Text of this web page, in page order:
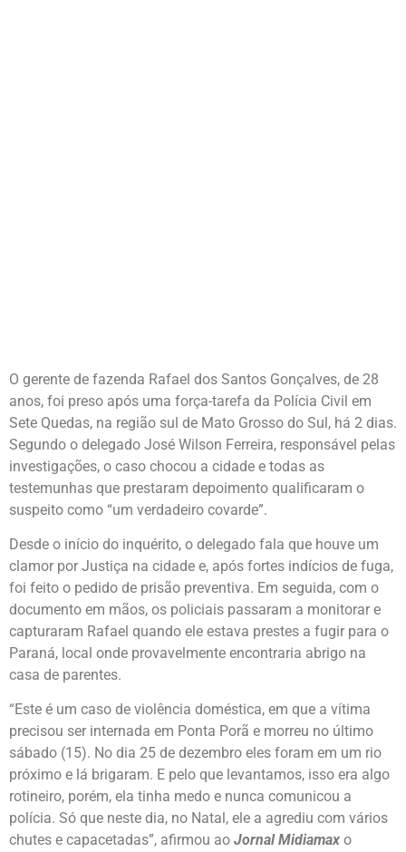
O gerente de fazenda Rafael dos Santos Gonçalves, de 28
anos, foi preso após uma força-tarefa da Polícia Civil em
Sete Quedas, na região sul de Mato Grosso do Sul, há 2 dias.
Segundo o delegado José Wilson Ferreira, responsável pelas
investigações, o caso chocou a cidade e todas as
testemunhas que prestaram depoimento qualificaram o
suspeito como “um verdadeiro covarde”.
Desde o início do inquérito, o delegado fala que houve um
clamor por Justiça na cidade e, após fortes indícios de fuga,
foi feito o pedido de prisão preventiva. Em seguida, com o
documento em mãos, os policiais passaram a monitorar e
capturaram Rafael quando ele estava prestes a fugir para o
Paraná, local onde provavelmente encontraria abrigo na
casa de parentes.
“Este é um caso de violência doméstica, em que a vítima
precisou ser internada em Ponta Porã e morreu no último
sábado (15). No dia 25 de dezembro eles foram em um rio
próximo e lá brigaram. E pelo que levantamos, isso era algo
rotineiro, porém, ela tinha medo e nunca comunicou a
polícia. Só que neste dia, no Natal, ele a agrediu com vários
chutes e capacetadas”, afirmou ao Jornal Midiamax o